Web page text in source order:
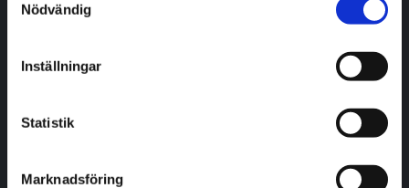
Nödvändig
Inställningar
Statistik
Marknadsföring
Har du frågor eller vill ha hjälp och vägledning?